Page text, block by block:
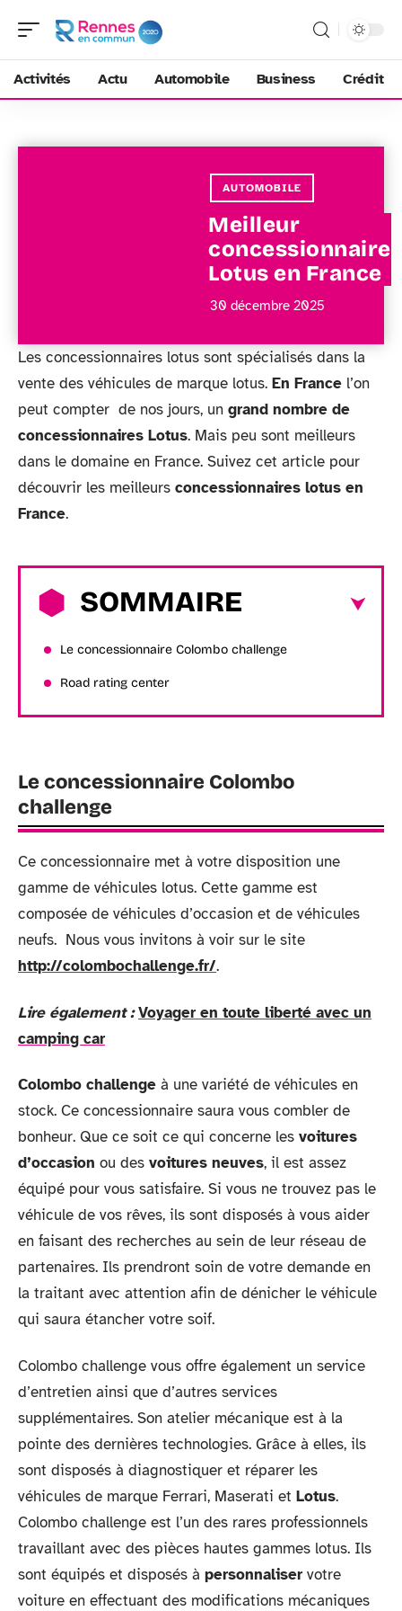
Activités Actu Automobile Business Crédit
AUTOMOBILE
Meilleur
concessionnaire
Lotus en France
30 décembre 2025
Les concessionnaires lotus sont spécialisés dans la
vente des véhicules de marque lotus. En France l’on
peut compter de nos jours, un grand nombre de
concessionnaires Lotus. Mais peu sont meilleurs
dans le domaine en France. Suivez cet article pour
découvrir les meilleurs concessionnaires lotus en
France.
SOMMAIRE
Le concessionnaire Colombo challenge
Road rating center
Le concessionnaire Colombo
challenge
Ce concessionnaire met à votre disposition une
gamme de véhicules lotus. Cette gamme est
composée de véhicules d’occasion et de véhicules
neufs. Nous vous invitons à voir sur le site
http://colombochallenge.fr/.
Lire également : Voyager en toute liberté avec un
camping car
Colombo challenge à une variété de véhicules en
stock. Ce concessionnaire saura vous combler de
bonheur. Que ce soit ce qui concerne les voitures
d’occasion ou des voitures neuves, il est assez
équipé pour vous satisfaire. Si vous ne trouvez pas le
véhicule de vos rêves, ils sont disposés à vous aider
en faisant des recherches au sein de leur réseau de
partenaires. Ils prendront soin de votre demande en
la traitant avec attention afin de dénicher le véhicule
qui saura étancher votre soif.
Colombo challenge vous offre également un service
d’entretien ainsi que d’autres services
supplémentaires. Son atelier mécanique est à la
pointe des dernières technologies. Grâce à elles, ils
sont disposés à diagnostiquer et réparer les
véhicules de marque Ferrari, Maserati et Lotus.
Colombo challenge est l’un des rares professionnels
travaillant avec des pièces hautes gammes lotus. Ils
sont équipés et disposés à personnaliser votre
voiture en effectuant des modifications mécaniques